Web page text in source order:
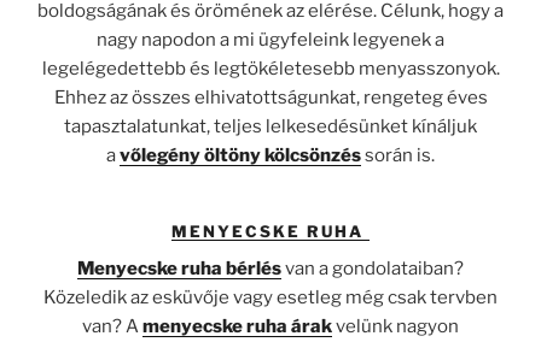
boldogságának és örömének az elérése. Célunk, hogy a
nagy napodon a mi ügyfeleink legyenek a
legelégedettebb és legtökéletesebb menyasszonyok.
Ehhez az összes elhivatottságunkat, rengeteg éves
tapasztalatunkat, teljes lelkesedésünket kínáljuk
avőlegény öltöny kölcsönzéssorán is.
MENYECSKE RUHA
Menyecske ruha bérlésvan a gondolataiban?
Közeledik az esküvője vagy esetleg még csak tervben
van? Amenyecske ruha árakvelünk nagyon